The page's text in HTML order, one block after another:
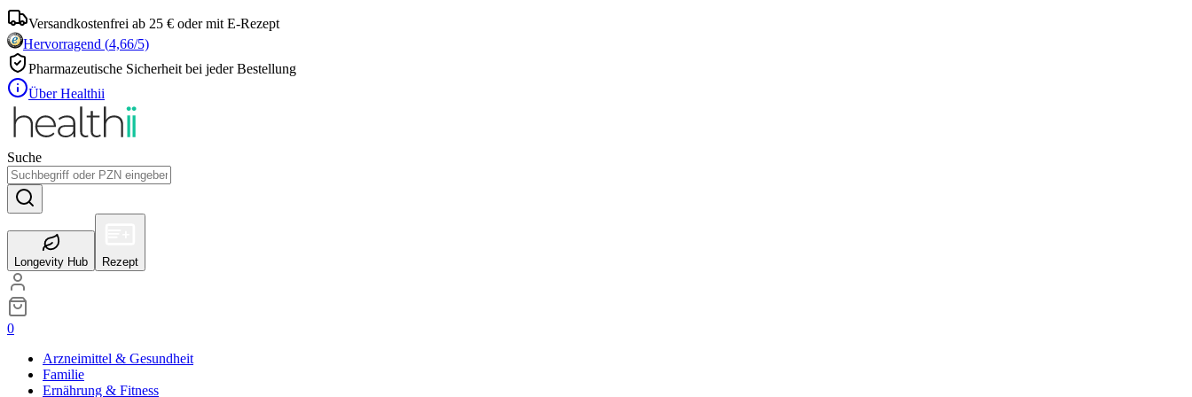
Versandkostenfrei ab 25 € oder mit E-Rezept
Hervorragend (4,66/5)
Pharmazeutische Sicherheit bei jeder Bestellung
Über Healthii
Suche
Longevity Hub Rezept
0
Arzneimittel & Gesundheit
Familie
Ernährung & Fitness